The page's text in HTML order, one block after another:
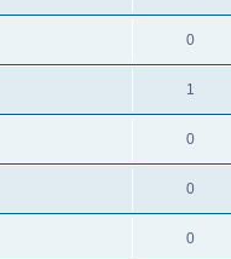
0
1
0
0
0